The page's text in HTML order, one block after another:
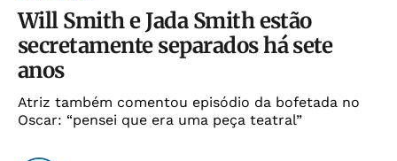
Will Smith e Jada Smith estão
secretamente separados há sete
anos
Atriz também comentou episódio da bofetada no
Oscar: “pensei que era uma peça teatral”